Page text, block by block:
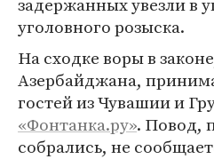
уголовного розыска.
На сходке воры в
Азербайджана,
гостей из Чувашии и
«Фонтанка.ру». Повод,
собрались, не